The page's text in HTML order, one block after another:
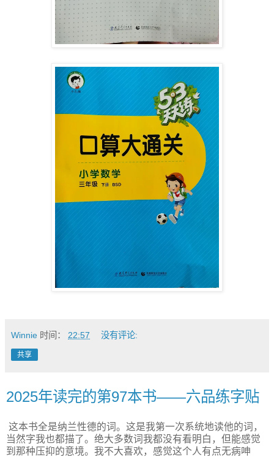
Winnie 时间： 22:57 没有评论:
共享
2025年读完的第97本书——六品练字贴
这本书全是纳兰性德的词。这是我第一次系统地读他的词，
当然字我也都描了。绝大多数词我都没有看明白，但能感觉
到那种压抑的意境。我不大喜欢，感觉这个人有点无病呻